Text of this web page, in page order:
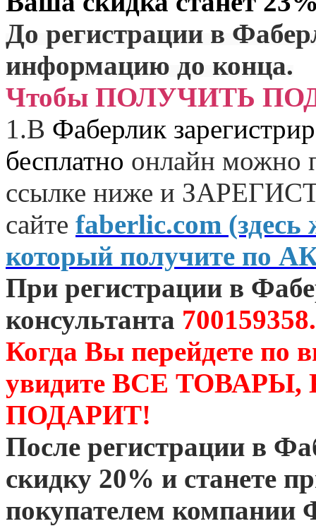
До регистрации в
информацию до конца.
Чтобы ПОЛУЧИТЬ
1.В Фаберлик
бесплатно онлайн можно
ссылке ниже и
сайте faberlic.com
который получите по
При регистрации в
консультанта 700159358.
Когда Вы перейдете по
увидите ВСЕ
ПОДАРИТ!
После регистрации в
скидку 20% и станете
покупателем компании